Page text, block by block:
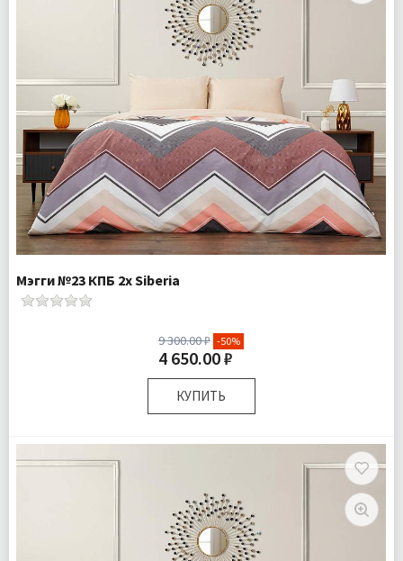
Мэгги №23 КПБ 2х Siberia
9 300.00 ₽ -50%
4 650.00 ₽
КУПИТЬ
Комплектация:
Пододеяльник 1 шт Простыня 1 шт
Наволочки 2 шт
Ранфорс
Подробнее